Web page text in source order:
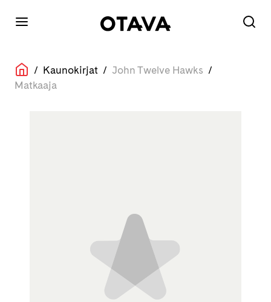
/ Kaunokirjat / John Twelve Hawks /
Matkaaja